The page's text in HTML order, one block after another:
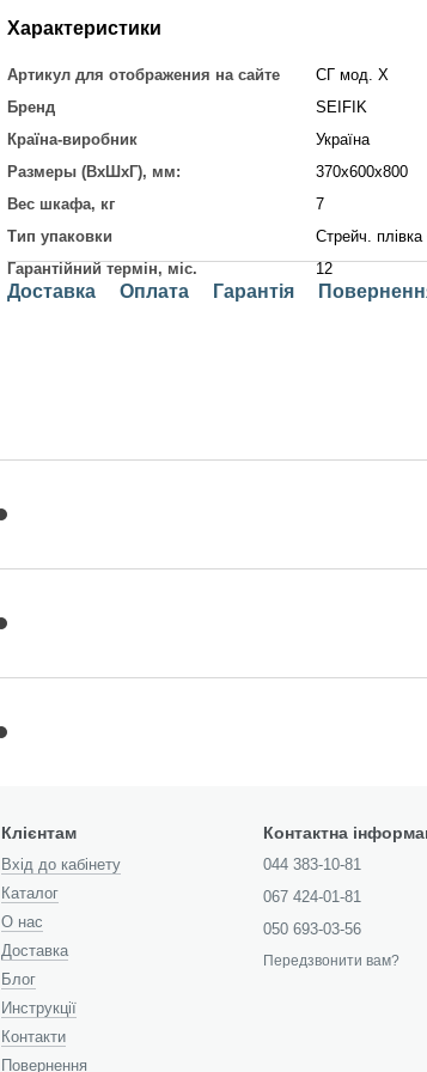
Характеристики
Артикул для отображения на сайте
СГ мод. X
Бренд
SEIFIK
Країна-виробник
Україна
Размеры (ВхШхГ), мм:
370x600x800
Вес шкафа, кг
7
Тип упаковки
Стрейч. плівка
Гарантійний термін, міс.
12
Доставка Оплата Гарантія
Клієнтам
Вхід до кабінету
Каталог
О нас
Доставка
Блог
Инструкції
Контакти
Повернення
Контактна
044 383-10-81
067 424-01-81
050 693-03-56
Передзвонити вам?